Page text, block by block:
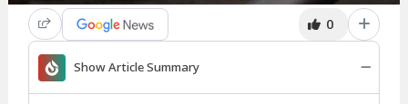
0
Show Article Summary